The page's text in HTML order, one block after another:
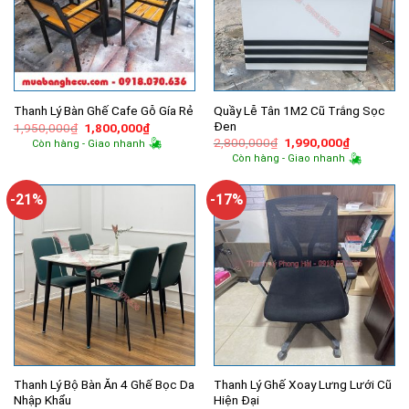
Thanh Lý Bàn Ghế Cafe Gỗ Gía Rẻ
1,950,000₫ Giá
gốc
là:
1,800,000₫Giá
hiện
tại
Còn hàng - Giao nhanh
Quầy Lễ Tân 1M2 Cũ Trắng Sọc
Đen
2,800,000₫ Giá
gốc
là:
1,990,000₫Giá
hiện
tại
Còn hàng - Giao nhanh
-21%
Thanh Lý Bộ Bàn Ăn 4 Ghế Bọc Da
Nhập Khẩu
-17%
Thanh Lý Ghế Xoay Lưng Lưới Cũ
Hiện Đại